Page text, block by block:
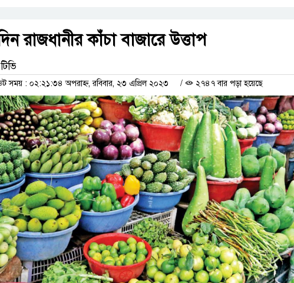
রাজধানীর কাঁচা বাজারে উত্তাপ
সময় : ০২:২১:৩৪ অপরাহ্ন, রবিবার, ২৩ এপ্রিল ২০২৩ / ২৭৪৭ বার পড়া হয়েছে